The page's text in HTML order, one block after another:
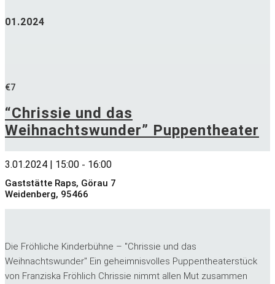
01.2024
€7
“Chrissie und das
Weihnachtswunder” Puppentheater
3.01.2024 | 15:00 - 16:00
Gaststätte Raps, Görau 7
Weidenberg, 95466
Die Fröhliche Kinderbühne – "Chrissie und das
Weihnachtswunder" Ein geheimnisvolles Puppentheaterstück
von Franziska Fröhlich Chrissie nimmt allen Mut zusammen